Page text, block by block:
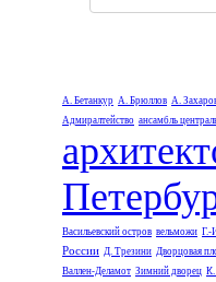
А. Бетанкур А. Брюллов А.
Адмиралтейство ансамбль
Васильевский остров вельможи Г.-
России Д. Трезини Дворцовая
Валлен-Деламот Зимний дворец К.